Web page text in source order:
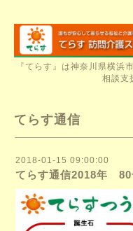
『てらす』は神奈川県横浜
相談支
てらす通信
2018-01-15 09:00:00
てらす通信2018年 80